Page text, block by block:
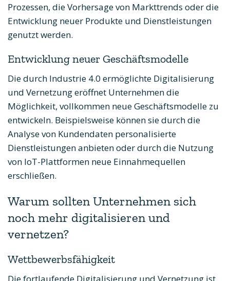
Prozessen, die Vorhersage von Markttrends oder die
Entwicklung neuer Produkte und Dienstleistungen
genutzt werden.
Entwicklung neuer Geschäftsmodelle
Die durch Industrie 4.0 ermöglichte Digitalisierung
und Vernetzung eröffnet Unternehmen die
Möglichkeit, vollkommen neue Geschäftsmodelle zu
entwickeln. Beispielsweise können sie durch die
Analyse von Kundendaten personalisierte
Dienstleistungen anbieten oder durch die Nutzung
von IoT-Plattformen neue Einnahmequellen
erschließen.
Warum sollten Unternehmen sich
noch mehr digitalisieren und
vernetzen?
Wettbewerbsfähigkeit
Die fortlaufende Digitalisierung und Vernetzung ist